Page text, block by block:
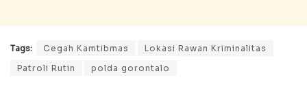
Tags: Cegah Kamtibmas
Lokasi Rawan Kriminalitas
Patroli Rutin
polda gorontalo